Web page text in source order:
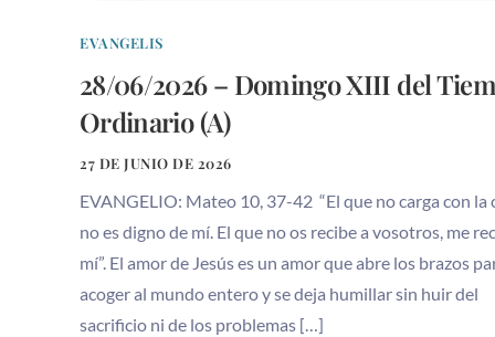
EVANGELIS
28/06/2026 – Domingo XIII del
Ordinario (A)
27 DE JUNIO DE 2026
EVANGELIO: Mateo 10, 37-42 “El que no carga con la
no es digno de mí. El que no os recibe a vosotros, me
mí”. El amor de Jesús es un amor que abre los brazos
acoger al mundo entero y se deja humillar sin huir del
sacrificio ni de los problemas […]